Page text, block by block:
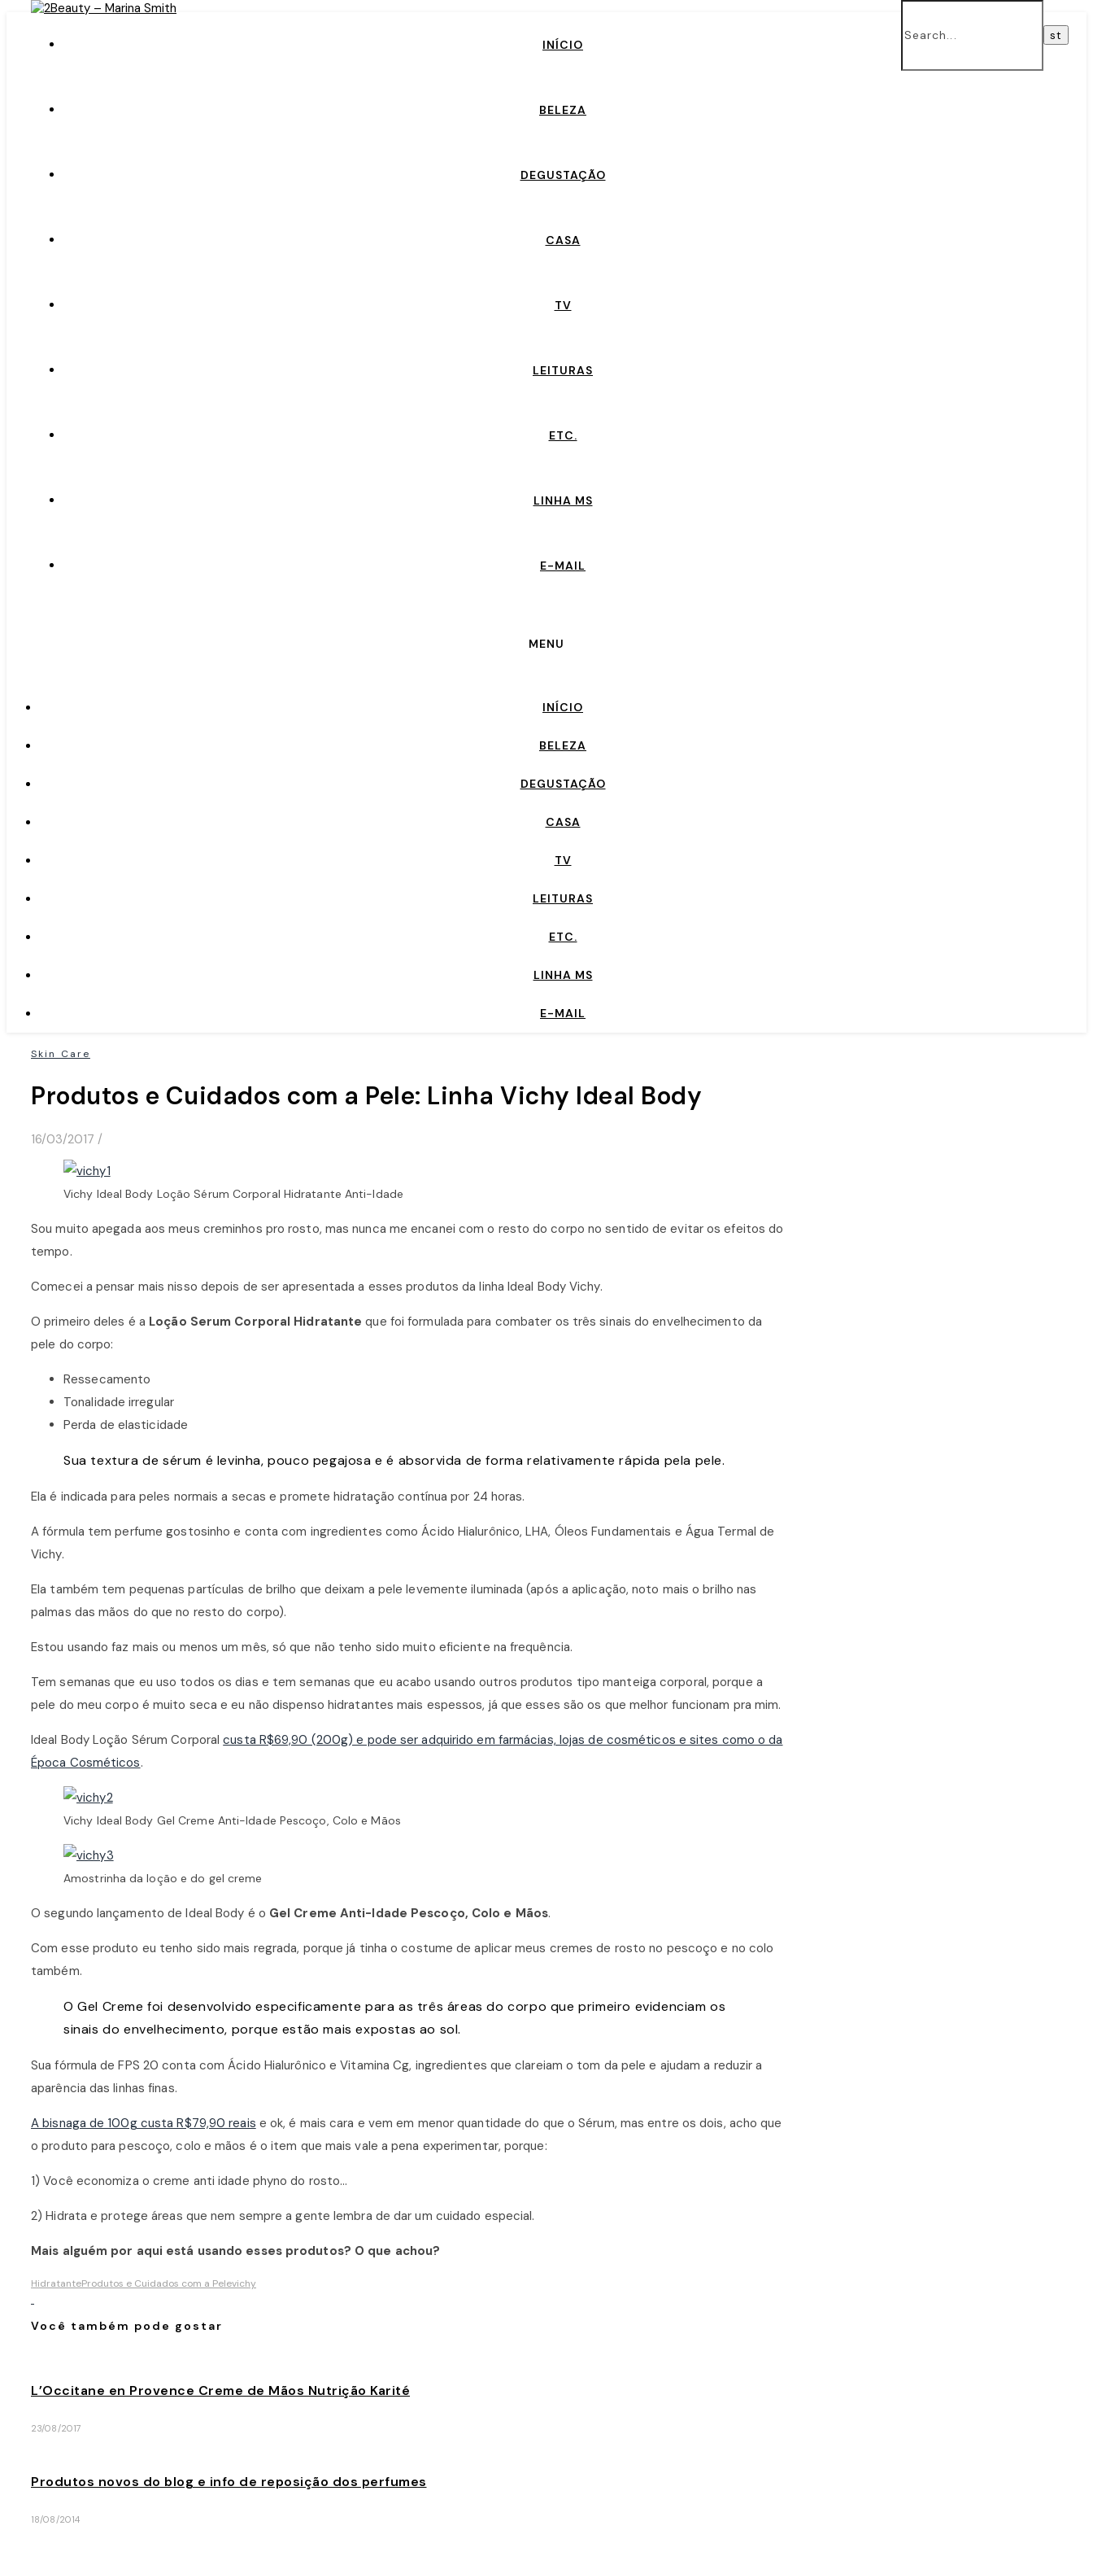
INÍCIO
BELEZA
DEGUSTAÇÃO
CASA
TV
LEITURAS
ETC.
LINHA MS
E-MAIL
MENU
INÍCIO
BELEZA
DEGUSTAÇÃO
CASA
TV
LEITURAS
ETC.
LINHA MS
E-MAIL
Skin Care
Produtos e Cuidados com a Pele: Linha Vichy Ideal Body
16/03/2017 /
Vichy Ideal Body Loção Sérum Corporal Hidratante Anti-Idade
Sou muito apegada aos meus creminhos pro rosto, mas nunca me encanei com o resto do corpo no sentido de evitar os efeitos do
tempo.
Comecei a pensar mais nisso depois de ser apresentada a esses produtos da linha Ideal Body Vichy.
O primeiro deles é a Loção Serum Corporal Hidratante que foi formulada para combater os três sinais do envelhecimento da
pele do corpo:
Ressecamento
Tonalidade irregular
Perda de elasticidade
Sua textura de sérum é levinha, pouco pegajosa e é absorvida de forma relativamente rápida pela pele.
Ela é indicada para peles normais a secas e promete hidratação contínua por 24 horas.
A fórmula tem perfume gostosinho e conta com ingredientes como Ácido Hialurônico, LHA, Óleos Fundamentais e Água Termal de
Vichy.
Ela também tem pequenas partículas de brilho que deixam a pele levemente iluminada (após a aplicação, noto mais o brilho nas
palmas das mãos do que no resto do corpo).
Estou usando faz mais ou menos um mês, só que não tenho sido muito eficiente na frequência.
Tem semanas que eu uso todos os dias e tem semanas que eu acabo usando outros produtos tipo manteiga corporal, porque a
pele do meu corpo é muito seca e eu não dispenso hidratantes mais espessos, já que esses são os que melhor funcionam pra mim.
Ideal Body Loção Sérum Corporalcusta R$69,90 (200g) e pode ser adquirido em farmácias, lojas de cosméticos e sites como o da
Época Cosméticos.
Vichy Ideal Body Gel Creme Anti-Idade Pescoço, Colo e Mãos
Amostrinha da loção e do gel creme
O segundo lançamento de Ideal Body é o Gel Creme Anti-Idade Pescoço, Colo e Mãos.
Com esse produto eu tenho sido mais regrada, porque já tinha o costume de aplicar meus cremes de rosto no pescoço e no colo
também.
O Gel Creme foi desenvolvido especificamente para as três áreas do corpo que primeiro evidenciam os
sinais do envelhecimento, porque estão mais expostas ao sol.
Sua fórmula de FPS 20 conta com Ácido Hialurônico e Vitamina Cg, ingredientes que clareiam o tom da pele e ajudam a reduzir a
aparência das linhas finas.
A bisnaga de 100g custa R$79,90 reais e ok, é mais cara e vem em menor quantidade do que o Sérum, mas entre os dois, acho que
o produto para pescoço, colo e mãos é o item que mais vale a pena experimentar, porque:
1) Você economiza o creme anti idade phyno do rosto…
2) Hidrata e protege áreas que nem sempre a gente lembra de dar um cuidado especial.
Mais alguém por aqui está usando esses produtos? O que achou?
HidratanteProdutos e Cuidados com a Pelevichy
Você também pode gostar
L’Occitane en Provence Creme de Mãos Nutrição Karité
23/08/2017
Produtos novos do blog e info de reposição dos perfumes
18/08/2014